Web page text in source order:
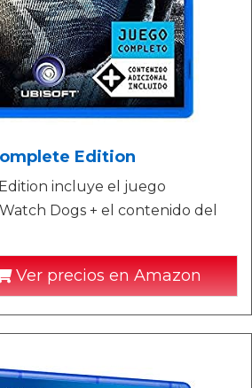
Edition
incluye el juego
Dogs + el contenido del
Ver precios en Amazon